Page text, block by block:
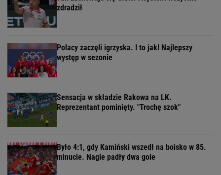
zdradził
Polacy zaczęli igrzyska. I to jak! Najlepszy
występ w sezonie
Sensacja w składzie Rakowa na LK.
Reprezentant pominięty. "Trochę szok"
Było 4:1, gdy Kamiński wszedł na boisko w 85.
minucie. Nagle padły dwa gole